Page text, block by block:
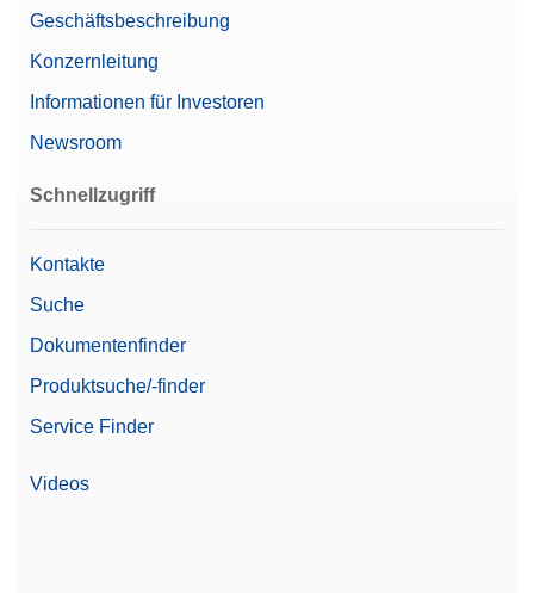
Geschäftsbeschreibung
Konzernleitung
Informationen für Investoren
Newsroom
Schnellzugriff
Kontakte
Suche
Dokumentenfinder
Produktsuche/-finder
Service Finder
Videos